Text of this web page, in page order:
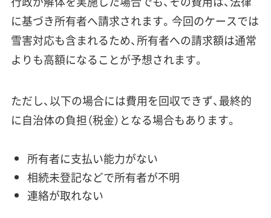
に基づき所有者へ請求されます。今回のケースでは
雪害対応も含まれるため、所有者への請求額は通常
よりも高額になることが予想されます。
ただし、以下の場合には費用を回収できず、最終的
に自治体の負担（税金）となる場合もあります。
所有者に支払い能力がない
相続未登記などで所有者が不明
連絡が取れない